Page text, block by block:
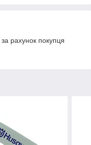
рахунок покупця